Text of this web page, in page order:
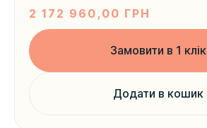
2 172 960,00 ГРН
Замовити в 1 клік
Додати в кошик